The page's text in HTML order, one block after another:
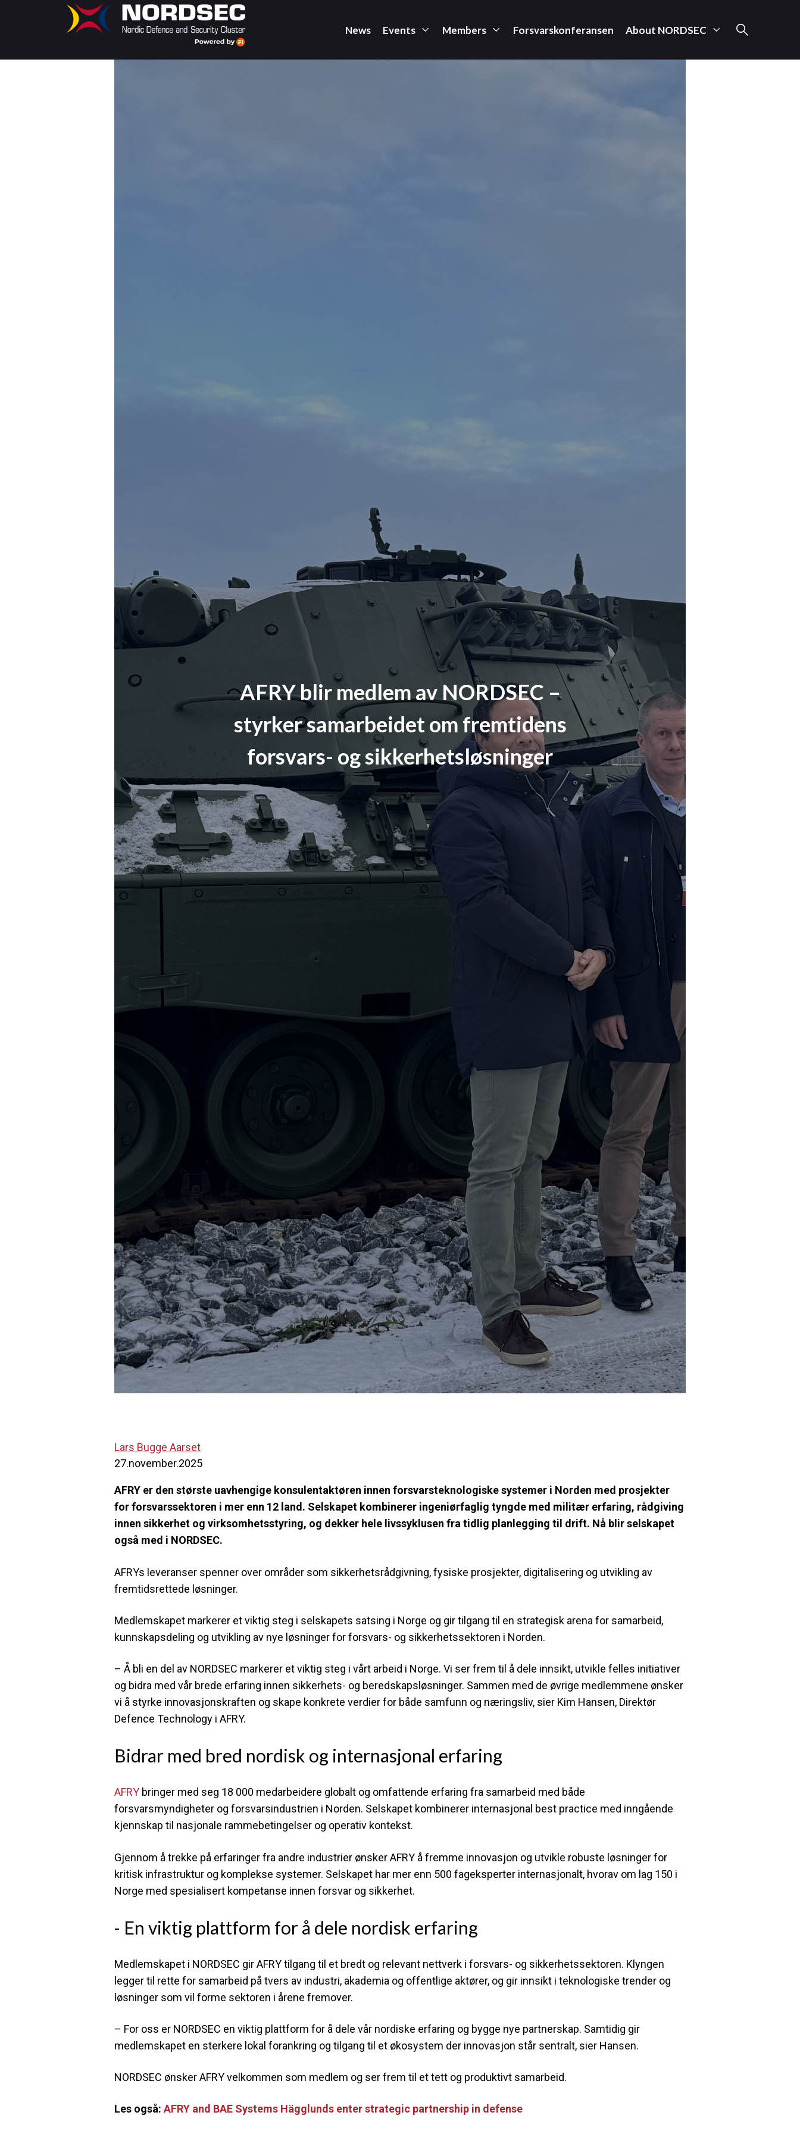
News Events Members Forsvarskonferansen About NORDSEC
AFRY blir medlem av NORDSEC –
styrker samarbeidet om fremtidens
forsvars- og sikkerhetsløsninger
Lars Bugge Aarset
27.november.2025
AFRY er den største uavhengige konsulentaktøren innen forsvarsteknologiske systemer i Norden med prosjekter
for forsvarssektoren i mer enn 12 land. Selskapet kombinerer ingeniørfaglig tyngde med militær erfaring, rådgiving
innen sikkerhet og virksomhetsstyring, og dekker hele livssyklusen fra tidlig planlegging til drift. Nå blir selskapet
også med i NORDSEC.
AFRYs leveranser spenner over områder som sikkerhetsrådgivning, fysiske prosjekter, digitalisering og utvikling av
fremtidsrettede løsninger.
Medlemskapet markerer et viktig steg i selskapets satsing i Norge og gir tilgang til en strategisk arena for samarbeid,
kunnskapsdeling og utvikling av nye løsninger for forsvars- og sikkerhetssektoren i Norden.
– Å bli en del av NORDSEC markerer et viktig steg i vårt arbeid i Norge. Vi ser frem til å dele innsikt, utvikle felles initiativer
og bidra med vår brede erfaring innen sikkerhets- og beredskapsløsninger. Sammen med de øvrige medlemmene ønsker
vi å styrke innovasjonskraften og skape konkrete verdier for både samfunn og næringsliv, sier Kim Hansen, Direktør
Defence Technology i AFRY.
Bidrar med bred nordisk og internasjonal erfaring
AFRY bringer med seg 18 000 medarbeidere globalt og omfattende erfaring fra samarbeid med både
forsvarsmyndigheter og forsvarsindustrien i Norden. Selskapet kombinerer internasjonal best practice med inngående
kjennskap til nasjonale rammebetingelser og operativ kontekst.
Gjennom å trekke på erfaringer fra andre industrier ønsker AFRY å fremme innovasjon og utvikle robuste løsninger for
kritisk infrastruktur og komplekse systemer. Selskapet har mer enn 500 fageksperter internasjonalt, hvorav om lag 150 i
Norge med spesialisert kompetanse innen forsvar og sikkerhet.
- En viktig plattform for å dele nordisk erfaring
Medlemskapet i NORDSEC gir AFRY tilgang til et bredt og relevant nettverk i forsvars- og sikkerhetssektoren. Klyngen
legger til rette for samarbeid på tvers av industri, akademia og offentlige aktører, og gir innsikt i teknologiske trender og
løsninger som vil forme sektoren i årene fremover.
– For oss er NORDSEC en viktig plattform for å dele vår nordiske erfaring og bygge nye partnerskap. Samtidig gir
medlemskapet en sterkere lokal forankring og tilgang til et økosystem der innovasjon står sentralt, sier Hansen.
NORDSEC ønsker AFRY velkommen som medlem og ser frem til et tett og produktivt samarbeid.
Les også: AFRY and BAE Systems Hägglunds enter strategic partnership in defense